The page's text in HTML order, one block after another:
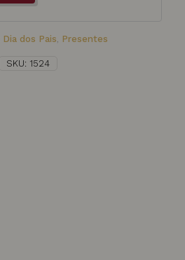
SKU: 1524
Dia dos Pais, Presentes